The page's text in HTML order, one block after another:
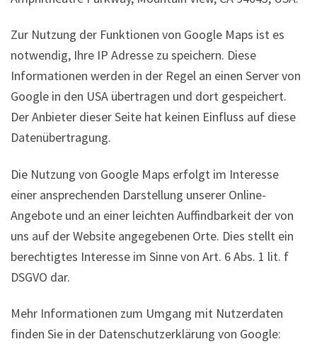
Zur Nutzung der Funktionen von Google Maps ist es
notwendig, Ihre IP Adresse zu speichern. Diese
Informationen werden in der Regel an einen Server von
Google in den USA übertragen und dort gespeichert.
Der Anbieter dieser Seite hat keinen Einfluss auf diese
Datenübertragung.
Die Nutzung von Google Maps erfolgt im Interesse
einer ansprechenden Darstellung unserer Online-
Angebote und an einer leichten Auffindbarkeit der von
uns auf der Website angegebenen Orte. Dies stellt ein
berechtigtes Interesse im Sinne von Art. 6 Abs. 1 lit. f
DSGVO dar.
Mehr Informationen zum Umgang mit Nutzerdaten
finden Sie in der Datenschutzerklärung von Google: